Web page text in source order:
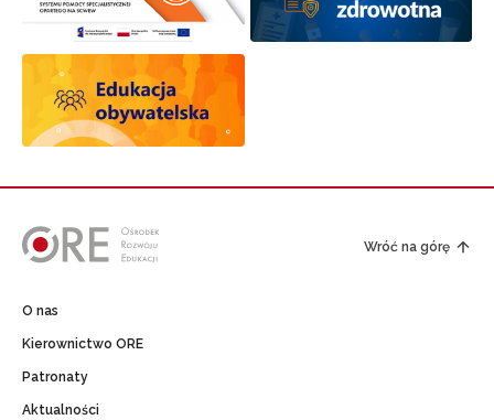
Wróć na górę
O nas
Kierownictwo ORE
Patronaty
Aktualności